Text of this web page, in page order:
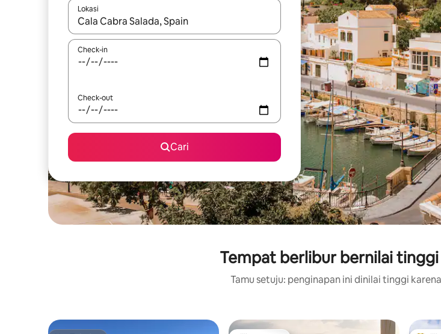
Lokasi
Jika hasil yang dicari tersedia, telusuri dengan tombol panah ke atas dan ke bawah atau
Check-in
Check-out
Cari
Tempat berlibur bernilai tinggi
Tamu setuju: penginapan ini dinilai tinggi